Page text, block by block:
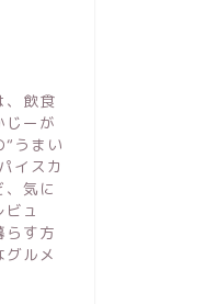
、飲食
じーが
うまい
イスカ
、気に
ュ
らす方
ルメ